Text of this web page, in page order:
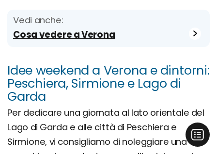
Vedi anche:
Cosa vedere a Verona
Idee weekend a Verona e dintorni:
Peschiera, Sirmione e Lago di
Garda
Per dedicare una giornata al lato orientale del
Lago di Garda e alle città di Peschiera e
Sirmione, vi consigliamo di noleggiare una